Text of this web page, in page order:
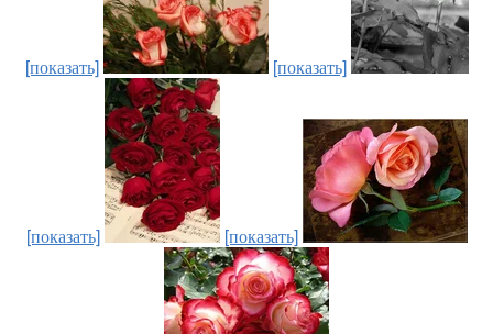
[показать] [показать]
[показать] [показать]